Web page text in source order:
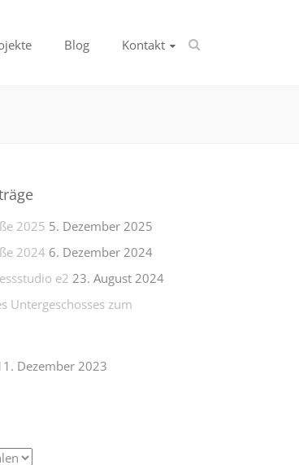
Blog Kontakt
2025 5. Dezember 2025
2024 6. Dezember 2024
e2 23. August 2024
Untergeschosses zum
Dezember 2023